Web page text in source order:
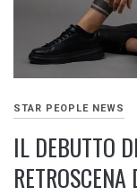
STAR PEOPLE NEWS
IL DEBUTTO